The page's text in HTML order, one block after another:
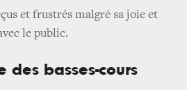
et frustrés malgré sa joie et
le public.
des basses-cours